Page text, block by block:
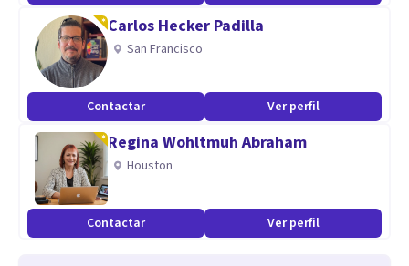
Carlos Hecker Padilla
San Francisco
Contactar Ver perfil
Regina Wohltmuh Abraham
Houston
Contactar Ver perfil